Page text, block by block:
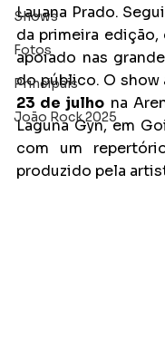
Shows
Fotos
Principais
João Rock 2025
Lauana Prado.
da primeira
apoiado nas
23 de julho na
Laguna Gyn, em
com um
produzido pela